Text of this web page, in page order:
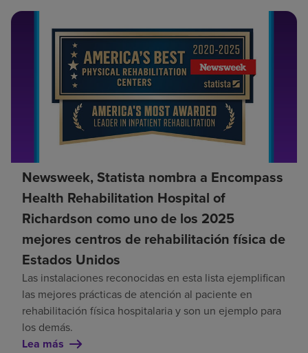
Newsweek, Statista nombra a Encompass
Health Rehabilitation Hospital of
Richardson como uno de los 2025
mejores centros de rehabilitación física de
Estados Unidos
Las instalaciones reconocidas en esta lista ejemplifican
las mejores prácticas de atención al paciente en
rehabilitación física hospitalaria y son un ejemplo para
los demás.
Lea más